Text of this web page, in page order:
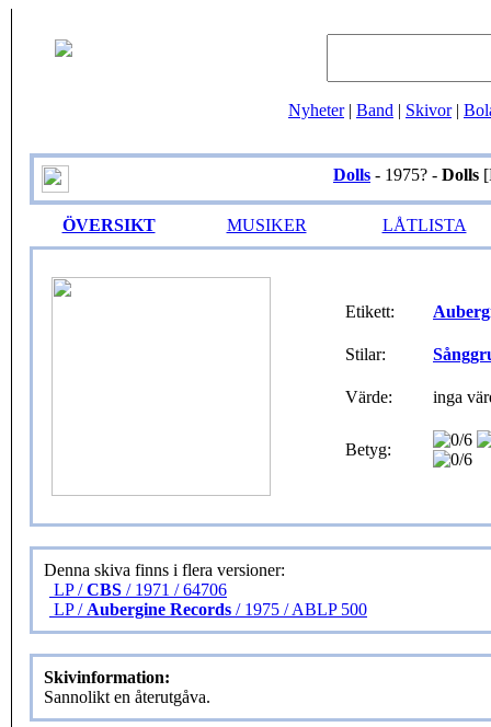
Nyheter| Band | Skivor|
Dolls - 1975? - Dolls
ÖVERSIKT MUSIKER LÅTLISTA
Etikett:
Stilar:
Värde: inga
Betyg:
Denna skiva finns i flera versioner:
LP /CBS / 1971 / 64706
LP / Aubergine Records / 1975 / ABLP 500
Skivinformation:
Sannolikt en återutgåva.